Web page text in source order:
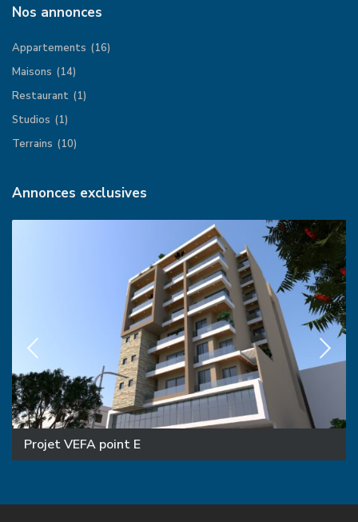
Nos annonces
Appartements (16)
Maisons (14)
Restaurant (1)
Studios (1)
Terrains (10)
Annonces exclusives
Projet VEFA point E